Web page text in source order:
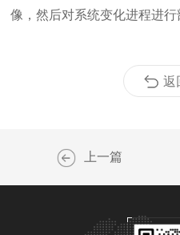
像，然后对系统变化进程进行
返
上一篇